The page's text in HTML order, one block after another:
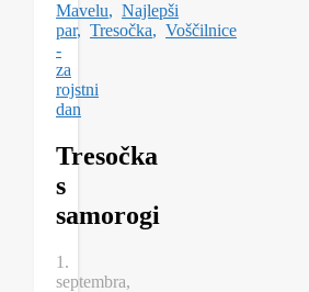
Mavelu, Najlepši
par, Tresočka, Voščilnice
-
za
rojstni
dan
Tresočka
s
samorogi
1.
septembra,